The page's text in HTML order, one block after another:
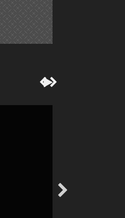

